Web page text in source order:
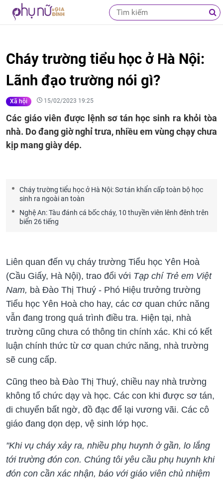
Cháy trường tiểu học ở Hà Nội:
Lãnh đạo trường nói gì?
Xã hội 15/02/2023 19:25
Các giáo viên được lệnh sơ tán học sinh ra khỏi tòa
nhà. Do đang giờ nghỉ trưa, nhiều em vùng chạy chưa
kịp mang giày dép.
Cháy trường tiểu học ở Hà Nội: Sơ tán khẩn cấp toàn bộ học
sinh ra ngoài an toàn
Nghệ An: Tàu đánh cá bốc cháy, 10 thuyền viên lênh đênh trên
biển 26 tiếng
Liên quan đến vụ cháy trường Tiểu học Yên Hoà
(Cầu Giấy, Hà Nội), trao đổi với Tạp chí Trẻ em Việt
Nam, bà Đào Thị Thuý - Phó Hiệu trưởng trường
Tiểu học Yên Hoà cho hay, các cơ quan chức năng
vẫn đang trong quá trình điều tra. Hiện tại, nhà
trường cũng chưa có thông tin chính xác. Khi có kết
luận chính thức từ cơ quan chức năng, nhà trường
sẽ cung cấp.
Cũng theo bà Đào Thị Thuý, chiều nay nhà trường
không tổ chức dạy và học. Các con khi được sơ tán,
di chuyển bất ngờ, đồ đạc để lại vương vãi. Các cô
giáo đang dọn dẹp, vệ sinh lớp học.
"Khi vụ cháy xảy ra, nhiều phụ huynh ở gần, lo lắng
tới trường đón con. Chúng tôi yêu cầu phụ huynh khi
đón con cần xác nhận, báo với giáo viên chủ nhiệm